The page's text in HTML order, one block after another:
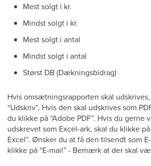
Mest solgt i kr.
Mindst solgt i kr.
Mest solgt i antal
Mindst solgt i antal
Størst DB (Dækningsbidrag)
Hvis omsætningsrapporten skal
“Udskriv”. Hvis den skal udskrives som
du klikke på “Adobe PDF”. Hvis du gerne
udskrevet som Excel-ark, skal du klikke
Excel”. Ønsker du at få den tilsendt som
klikke på “E-mail” - Bemærk at der skal